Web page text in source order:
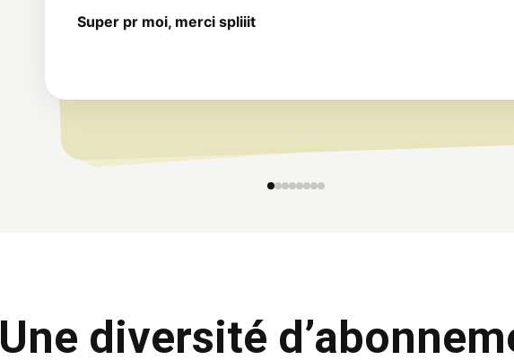
Headscape
Simply
Hypnoledge
Super pr moi, merci spliiit
Une diversité